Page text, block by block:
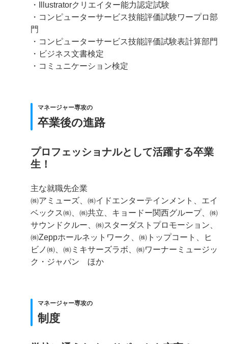
・Illustratorクリエイター能力認定試験
・コンピューターサービス技能評価試験ワープロ部
門
・コンピューターサービス技能評価試験表計算部門
・ビジネス文書検定
・コミュニケーション検定
マネージャー専攻の
卒業後の進路
プロフェッショナルとして活躍する卒業
生！
主な就職先企業
㈱アミューズ、㈱イドエンターテインメント、エイ
ベックス㈱、㈱共立、キョードー関西グループ、㈱
サウンドクルー、㈱スターダストプロモーション、
㈱Zeppホールネットワーク、㈱トップコート、ヒ
ビノ㈱、㈱ミキサーズラボ、㈱ワーナーミュージッ
ク・ジャパン ほか
マネージャー専攻の
制度